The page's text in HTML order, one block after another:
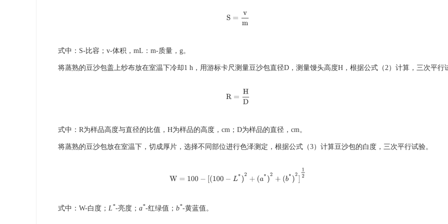
S=v m
式中：S-比容；v-体积，mL：m-质量，g。
将蒸熟的豆沙包盖上纱布放在室温下冷却1 h，用游标卡尺测量豆沙包直径D，测量馒头高度H，根据公式（2）计算，三次平行
R D
式中：R为样品高度与直径的比值，H为样品的高度，cm；D为样品的直径，cm。
将蒸熟的豆沙包放在室温下，切成厚片，选择不同部位进行色泽测定，根据公式（3）计算豆沙包的白度，三次平行试验。
+ b*
式中：W-白度； L*-亮度； a*-红绿值； b*-黄蓝值。